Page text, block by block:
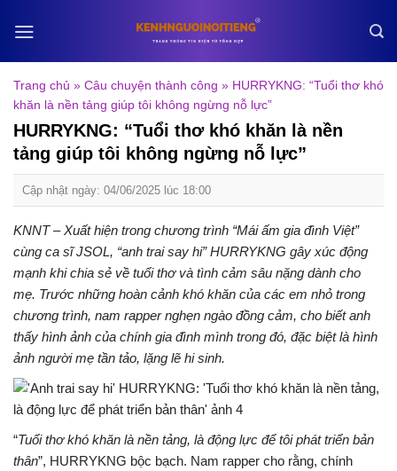
Trang chủ » Câu chuyện thành công » HURRYKNG: “Tuổi thơ khó
khăn là nền tảng giúp tôi không ngừng nỗ lực”
HURRYKNG: “Tuổi thơ khó khăn là nền
tảng giúp tôi không ngừng nỗ lực”
Cập nhật ngày: 04/06/2025 lúc 18:00
KNNT – Xuất hiện trong chương trình “Mái ấm gia đình Việt”
cùng ca sĩ JSOL, “anh trai say hi” HURRYKNG gây xúc động
mạnh khi chia sẻ về tuổi thơ và tình cảm sâu nặng dành cho
mẹ. Trước những hoàn cảnh khó khăn của các em nhỏ trong
chương trình, nam rapper nghẹn ngào đồng cảm, cho biết anh
thấy hình ảnh của chính gia đình mình trong đó, đặc biệt là hình
ảnh người mẹ tần tảo, lặng lẽ hi sinh.
“Tuổi thơ khó khăn là nền tảng, là động lực để tôi phát triển bản
thân”, HURRYKNG bộc bạch. Nam rapper cho rằng, chính